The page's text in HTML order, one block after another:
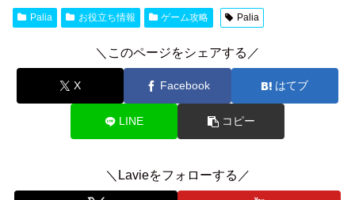
Palia お役立ち情報 ゲーム攻略 Palia
＼このページをシェアする／
X Facebook はてブ
LINE コピー
＼Lavieをフォローする／